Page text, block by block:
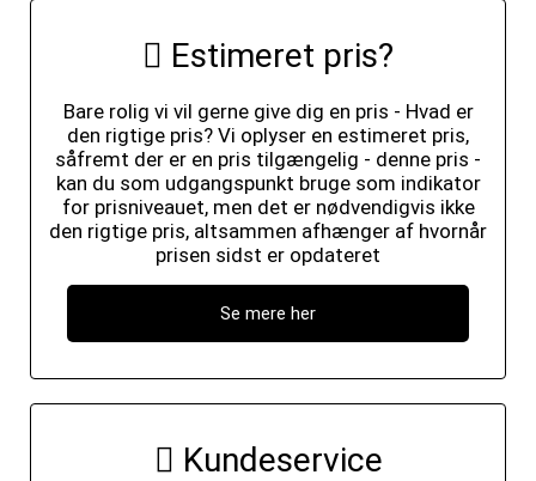
Estimeret pris?
Bare rolig vi vil gerne give dig en pris - Hvad er
den rigtige pris? Vi oplyser en estimeret pris,
såfremt der er en pris tilgængelig - denne pris -
kan du som udgangspunkt bruge som indikator
for prisniveauet, men det er nødvendigvis ikke
den rigtige pris, altsammen afhænger af hvornår
prisen sidst er opdateret
Se mere her
Kundeservice